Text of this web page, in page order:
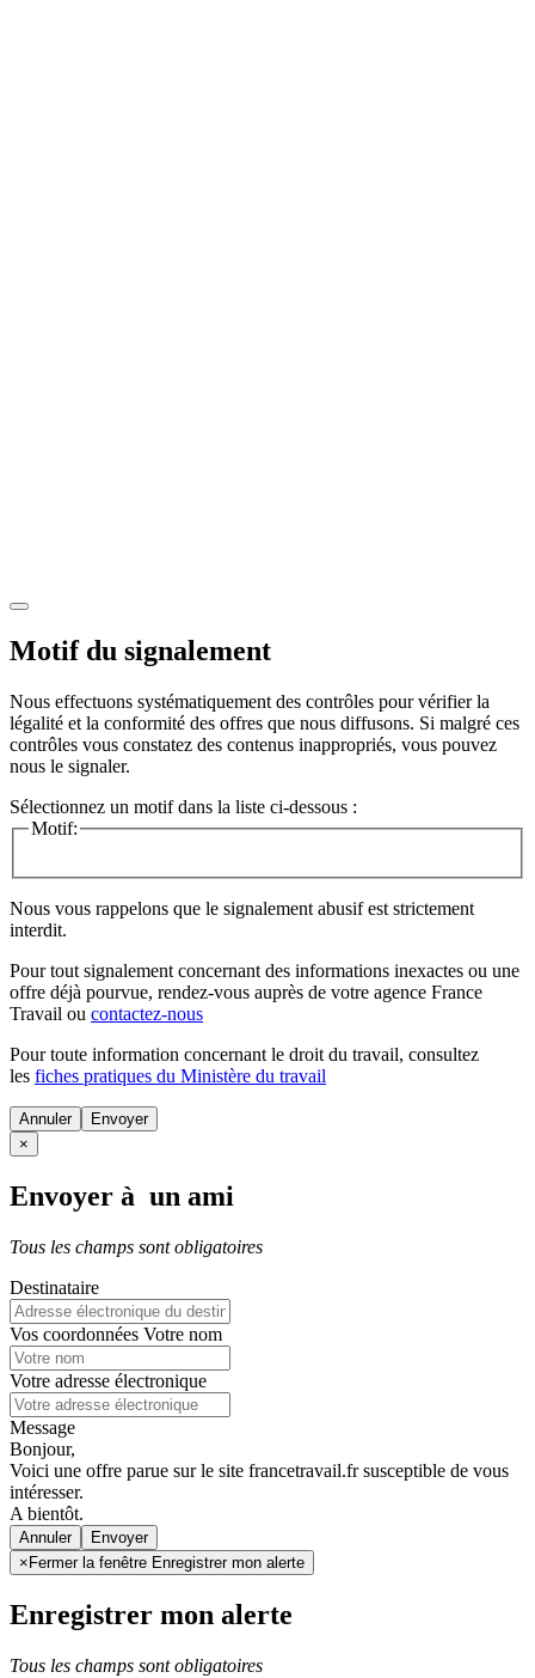
Motif du signalement
Nous effectuons systématiquement des contrôles pour vérifier la
légalité et la conformité des offres que nous diffusons. Si malgré ces
contrôles vous constatez des contenus inappropriés, vous pouvez
nous le signaler.
Sélectionnez un motif dans la liste ci-dessous :
Motif:
Nous vous rappelons que le signalement abusif est strictement
interdit.
Pour tout signalement concernant des informations inexactes ou une
offre déjà pourvue, rendez-vous auprès de votre agence France
Travail ou contactez-nous
Pour toute information concernant le droit du travail, consultez
les fiches pratiques du Ministère du travail
Annuler
×
Envoyer à un ami
Tous les champs sont obligatoires
Destinataire
Vos coordonnées Votre nom
Votre adresse électronique
Message
Bonjour,
Voici une offre parue sur le site francetravail.fr susceptible de vous
intéresser.
A bientôt.
Annuler
× Fermer la fenêtre Enregistrer mon alerte
Enregistrer mon alerte
Tous les champs sont obligatoires